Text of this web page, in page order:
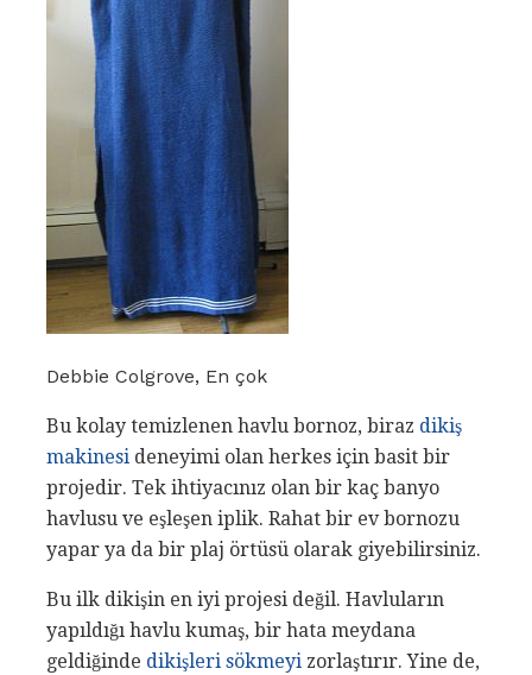
Debbie Colgrove, En çok
Bu kolay temizlenen havlu bornoz, biraz dikiş
makinesi deneyimi olan herkes için basit bir
projedir. Tek ihtiyacınız olan bir kaç banyo
havlusu ve eşleşen iplik. Rahat bir ev bornozu
yapar ya da bir plaj örtüsü olarak giyebilirsiniz.
Bu ilk dikişin en iyi projesi değil. Havluların
yapıldığı havlu kumaş, bir hata meydana
geldiğinde dikişleri sökmeyi zorlaştırır. Yine de,